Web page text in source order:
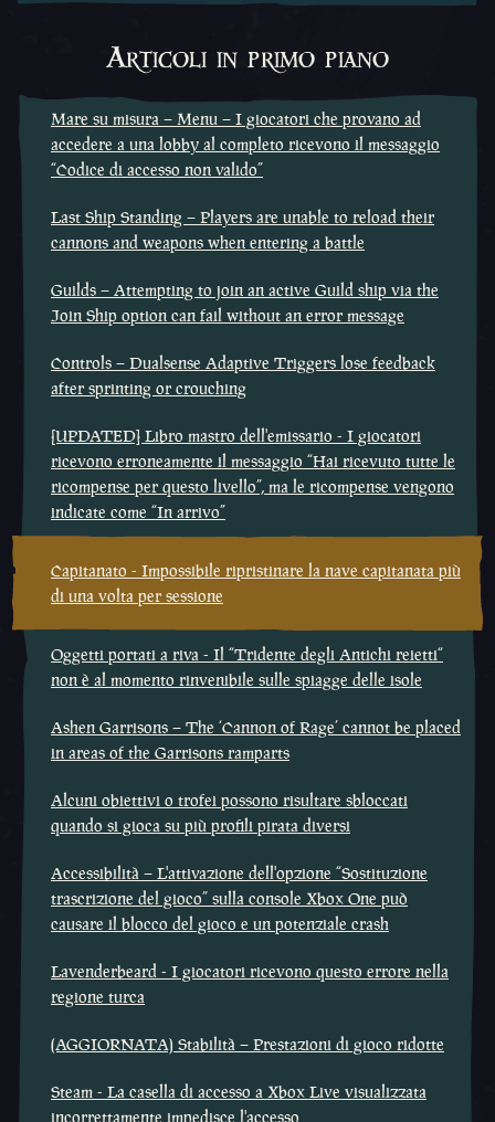
Articoli in primo piano
Mare su misura – Menu – I giocatori che provano ad
accedere a una lobby al completo ricevono il messaggio
“Codice di accesso non valido”
Last Ship Standing – Players are unable to reload their
cannons and weapons when entering a battle
Guilds – Attempting to join an active Guild ship via the
Join Ship option can fail without an error message
Controls – Dualsense Adaptive Triggers lose feedback
after sprinting or crouching
[UPDATED] Libro mastro dell'emissario - I giocatori
ricevono erroneamente il messaggio “Hai ricevuto tutte le
ricompense per questo livello”, ma le ricompense vengono
indicate come “In arrivo”
Capitanato - Impossibile ripristinare la nave capitanata più
di una volta per sessione
Oggetti portati a riva - Il “Tridente degli Antichi reietti“
non è al momento rinvenibile sulle spiagge delle isole
Ashen Garrisons – The ‘Cannon of Rage’ cannot be placed
in areas of the Garrisons ramparts
Alcuni obiettivi o trofei possono risultare sbloccati
quando si gioca su più profili pirata diversi
Accessibilità – L'attivazione dell'opzione “Sostituzione
trascrizione del gioco” sulla console Xbox One può
causare il blocco del gioco e un potenziale crash
Lavenderbeard - I giocatori ricevono questo errore nella
regione turca
(AGGIORNATA) Stabilità – Prestazioni di gioco ridotte
Steam - La casella di accesso a Xbox Live visualizzata
incorrettamente impedisce l'accesso